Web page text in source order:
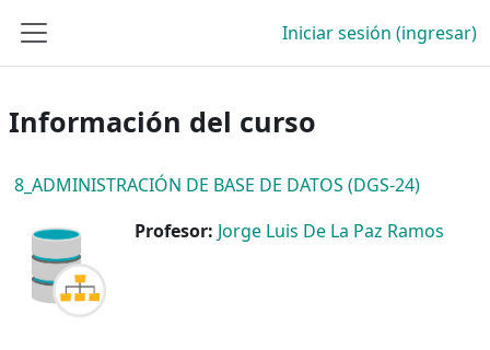
Pánel lateral
Iniciar sesión (ingresar)
Información del curso
8_ADMINISTRACIÓN DE BASE DE DATOS (DGS-24)
Profesor: Jorge Luis De La Paz Ramos